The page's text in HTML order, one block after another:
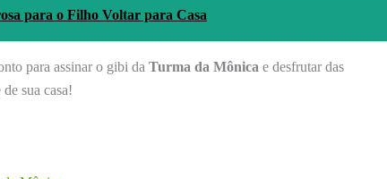
para o Filho Voltar para Casa
para assinar o gibi da Turma da Mônica e desfrutar das
sua casa!